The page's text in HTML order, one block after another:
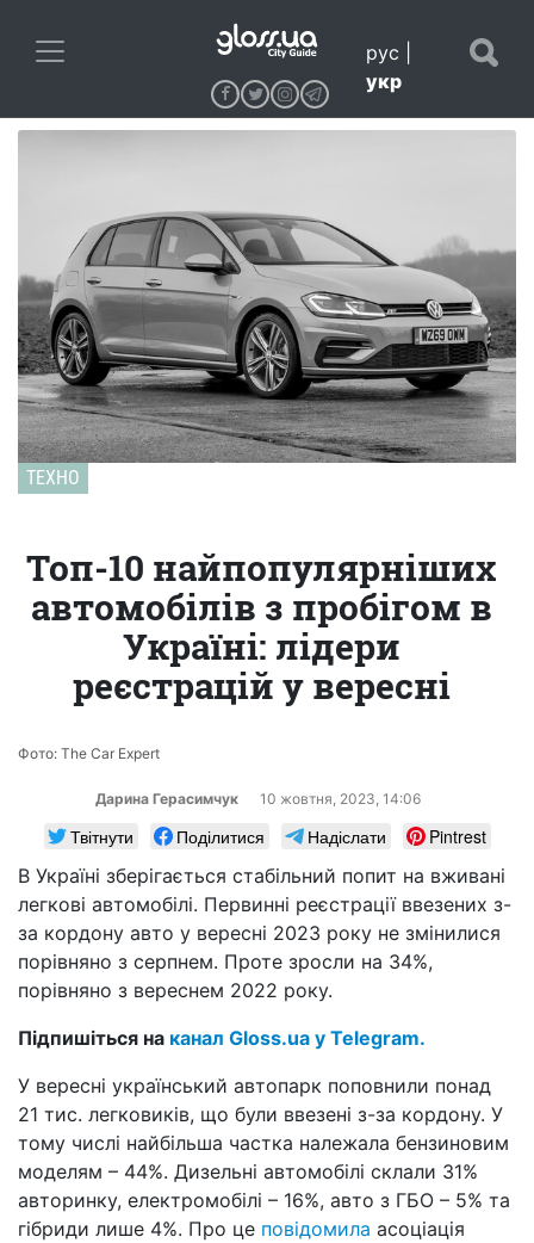
рус
укр
ТЕХНО
Топ-10 найпопулярніших
автомобілів з пробігом в
Україні: лідери
реєстрацій у вересні
Фото: The Car Expert
Дарина Герасимчук 10 жовтня, 2023, 14:06
Твітнути Поділитися Надіслати
Pintrest
В Україні зберігається стабільний попит на вживані
легкові автомобілі. Первинні реєстрації ввезених з-
за кордону авто у вересні 2023 року не змінилися
порівняно з серпнем. Проте зросли на 34%,
порівняно з вереснем 2022 року.
Підпишіться на канал Gloss.ua у Telegram.
У вересні український автопарк поповнили понад
21 тис. легковиків, що були ввезені з-за кордону. У
тому числі найбільша частка належала бензиновим
моделям – 44%. Дизельні автомобілі склали 31%
авторинку, електромобілі – 16%, авто з ГБО – 5% та
гібриди лише 4%. Про це повідомила асоціація